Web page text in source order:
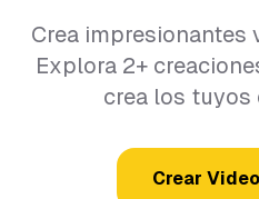
Crea impresionantes
Explora 2+
crea los tuyos
Crear